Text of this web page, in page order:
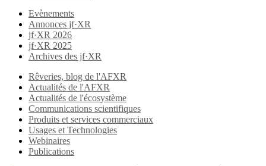
Evènements
Annonces jf·XR
jf·XR 2026
jf·XR 2025
Archives des jf·XR
Rêveries, blog de l'AFXR
Actualités de l'AFXR
Actualités de l'écosystème
Communications scientifiques
Produits et services commerciaux
Usages et Technologies
Webinaires
Publications